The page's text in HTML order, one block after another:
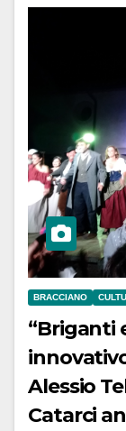
BRACCIANO
“Briganti
Alessio
Catarci